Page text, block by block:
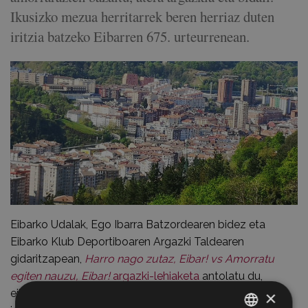
Ikusizko mezua herritarrek beren herriaz duten
iritzia batzeko Eibarren 675. urteurrenean.
Eibarko Udalak, Ego Ibarra Batzordearen bidez eta
Eibarko Klub Deportiboaren Argazki Taldearen
gidaritzapean, Harro nago zutaz, Eibar! vs Amorratu
egiten nauzu, Eibar!argazki-lehiaketa antolatu du,
eibartarrek beren herriaren errealitatea argazkien bidez
×